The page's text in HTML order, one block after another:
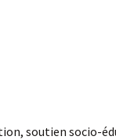
soutien socio-